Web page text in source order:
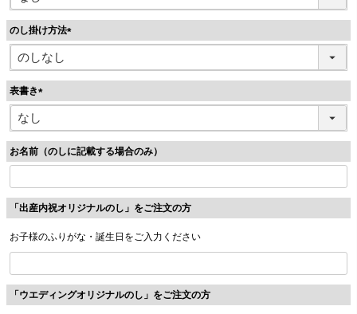
のし掛け方法
(
表書き
(
必
お名前（のしに記載する場合のみ）
「出産内祝オリジナルのし」をご注文の方
お子様のふりがな・誕生日をご入力ください
「ウエディングオリジナルのし」をご注文の方